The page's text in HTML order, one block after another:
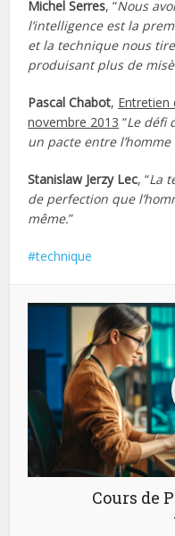
Michel Serres, “Nous
l’intelligence est la
et la technique nous
produisant plus de
Pascal Chabot, Entretien
novembre 2013 “Le défi
un pacte entre
Stanislaw Jerzy Lec, “La
de perfection que
même.”
technique
Cours de